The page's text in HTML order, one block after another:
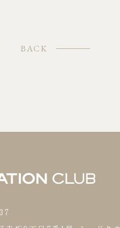
BACK